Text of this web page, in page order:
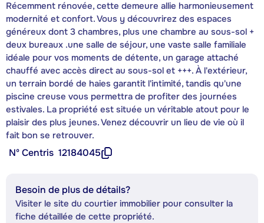
Récemment rénovée, cette demeure allie harmonieusement
modernité et confort. Vous y découvrirez des espaces
généreux dont 3 chambres, plus une chambre au sous-sol +
deux bureaux .une salle de séjour, une vaste salle familiale
idéale pour vos moments de détente, un garage attaché
chauffé avec accès direct au sous-sol et +++. À l'extérieur,
un terrain bordé de haies garantit l'intimité, tandis qu'une
piscine creuse vous permettra de profiter des journées
estivales. La propriété est située un véritable atout pour le
plaisir des plus jeunes. Venez découvrir un lieu de vie où il
fait bon se retrouver.
Nº Centris 12184045
Besoin de plus de détails?
Visiter le site du courtier immobilier pour consulter la
fiche détaillée de cette propriété.